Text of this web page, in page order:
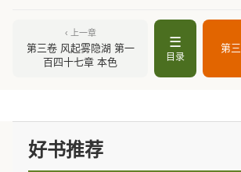
‹ 上一章
第三卷 风起雾隐湖 第一
百四十七章 本色
☰
目录
第
好书推荐